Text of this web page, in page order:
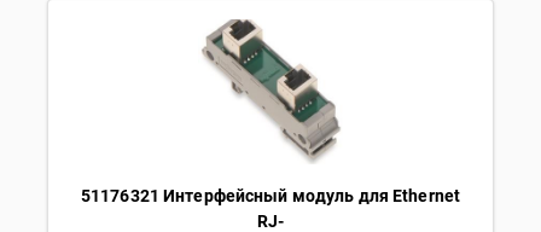
51176321 Интерфейсный модуль для Ethernet
RJ-